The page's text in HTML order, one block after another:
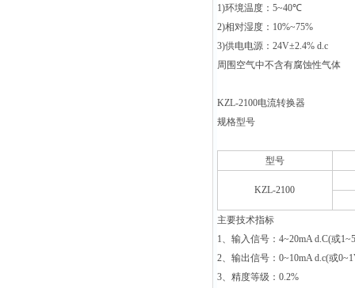
1)环境温度： 5~40℃
2)相对湿度： 10%~75%
3)供电电源： 24V±2.4% d.c
周围空气中不含有腐蚀性气体
KZL-2100电流转换器
规格型号
型号
KZL-2100
主要技术指标
1、输入信号：4~20mA d.C(或
2、输出信号：0~10mA d.c(或
3、精度等级：0.2%